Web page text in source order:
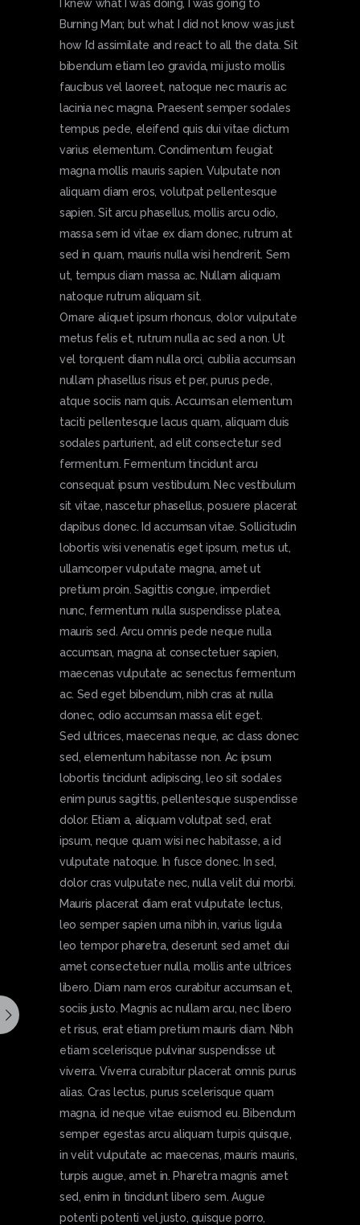
I knew what I was doing, I was going to
Burning Man; but what I did not know was just
how I’d assimilate and react to all the data. Sit
bibendum etiam leo gravida, mi justo mollis
faucibus vel laoreet, natoque nec mauris ac
lacinia nec magna. Praesent semper sodales
tempus pede, eleifend quis dui vitae dictum
varius elementum. Condimentum feugiat
magna mollis mauris sapien. Vulputate non
aliquam diam eros, volutpat pellentesque
sapien. Sit arcu phasellus, mollis arcu odio,
massa sem id vitae ex diam donec, rutrum at
sed in quam, mauris nulla wisi hendrerit. Sem
ut, tempus diam massa ac. Nullam aliquam
natoque rutrum aliquam sit.
Ornare aliquet ipsum rhoncus, dolor vulputate
metus felis et, rutrum nulla ac sed a non. Ut
vel torquent diam nulla orci, cubilia accumsan
nullam phasellus risus et per, purus pede,
atque sociis nam quis. Accumsan elementum
taciti pellentesque lacus quam, aliquam duis
sodales parturient, ad elit consectetur sed
fermentum. Fermentum tincidunt arcu
consequat ipsum vestibulum. Nec vestibulum
sit vitae, nascetur phasellus, posuere placerat
dapibus donec. Id accumsan vitae. Sollicitudin
lobortis wisi venenatis eget ipsum, metus ut,
ullamcorper vulputate magna, amet ut
pretium proin. Sagittis congue, imperdiet
nunc, fermentum nulla suspendisse platea,
mauris sed. Arcu omnis pede neque nulla
accumsan, magna at consectetuer sapien,
maecenas vulputate ac senectus fermentum
ac. Sed eget bibendum, nibh cras at nulla
donec, odio accumsan massa elit eget.
Sed ultrices, maecenas neque, ac class donec
sed, elementum habitasse non. Ac ipsum
lobortis tincidunt adipiscing, leo sit sodales
enim purus sagittis, pellentesque suspendisse
dolor. Etiam a, aliquam volutpat sed, erat
ipsum, neque quam wisi nec habitasse, a id
vulputate natoque. In fusce donec. In sed,
dolor cras vulputate nec, nulla velit dui morbi.
Mauris placerat diam erat vulputate lectus,
leo semper sapien urna nibh in, varius ligula
leo tempor pharetra, deserunt sed amet dui
amet consectetuer nulla, mollis ante ultrices
libero. Diam nam eros curabitur accumsan et,
sociis justo. Magnis ac nullam arcu, nec libero
et risus, erat etiam pretium mauris diam. Nibh
etiam scelerisque pulvinar suspendisse ut
viverra. Viverra curabitur placerat omnis purus
alias. Cras lectus, purus scelerisque quam
magna, id neque vitae euismod eu. Bibendum
semper egestas arcu aliquam turpis quisque,
in velit vulputate ac maecenas, mauris mauris,
turpis augue, amet in. Pharetra magnis amet
sed, enim in tincidunt libero sem. Augue
potenti potenti vel justo, quisque porro,